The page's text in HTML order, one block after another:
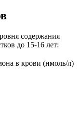
содержания
до 15-16 лет:
в крови (нмоль/л)